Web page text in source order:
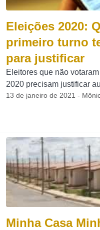
Eleições 2020:
primeiro turno
para justificar
Eleitores que não
2020 precisam justificar
13 de janeiro de 2021 -
Minha Casa